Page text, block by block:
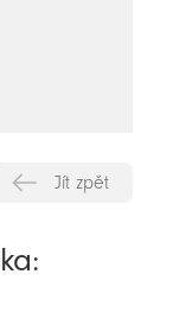
Jít zpět